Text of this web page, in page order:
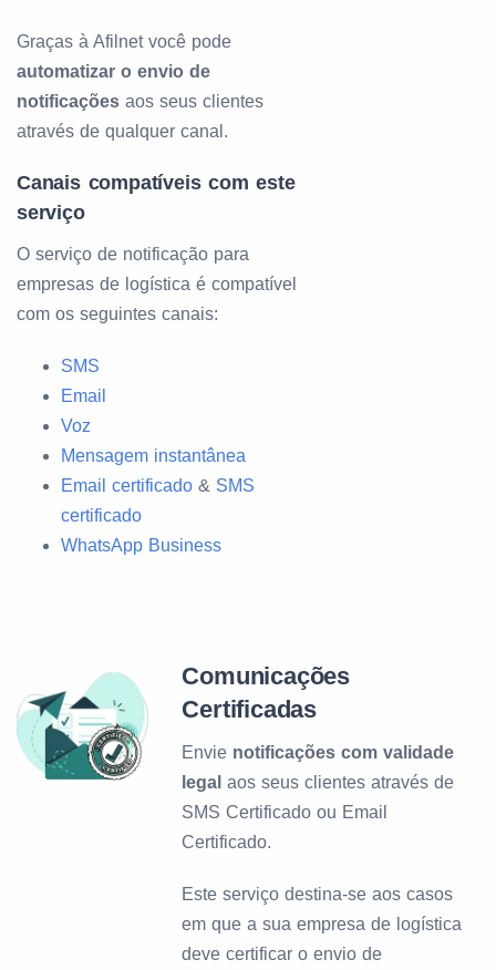
Graças à Afilnet você pode
automatizar o envio de
notificações aos seus clientes
através de qualquer canal.
Canais compatíveis com este
serviço
O serviço de notificação para
empresas de logística é compatível
com os seguintes canais:
SMS
Email
Voz
Mensagem instantânea
Email certificado & SMS
certificado
WhatsApp Business
Comunicações
Certificadas
Envie notificações com validade
legal aos seus clientes através de
SMS Certificado ou Email
Certificado.
Este serviço destina-se aos casos
em que a sua empresa de logística
deve certificar o envio de